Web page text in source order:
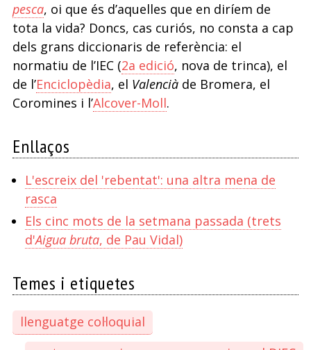
pesca, oi que és d’aquelles que en diríem de
tota la vida? Doncs, cas curiós, no consta a cap
dels grans diccionaris de referència: el
normatiu de l’IEC (2a edició, nova de trinca), el
de l’Enciclopèdia, el Valenciàde Bromera, el
Coromines i l’Alcover-Moll.
Enllaços
L'escreix del 'rebentat': una altra mena de
rasca
Els cinc mots de la setmana passada (trets
d'Aigua bruta, de Pau Vidal)
Temes i etiquetes
llenguatge col·loquial